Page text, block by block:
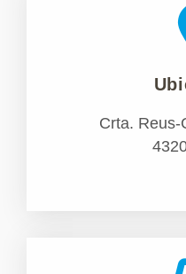
Crta. Reus-